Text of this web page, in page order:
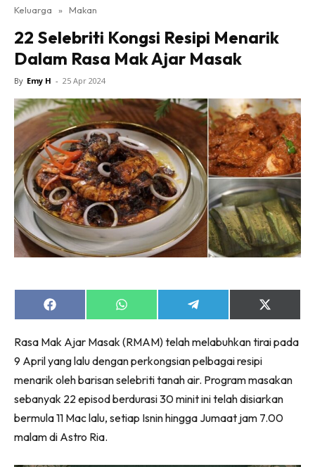
Keluarga » Makan
22 Selebriti Kongsi Resipi Menarik
Dalam Rasa Mak Ajar Masak
By Emy H - 25 Apr 2024
Share
on
Share
on
Share
on
Share
on
(Twitter)
Rasa Mak Ajar Masak (RMAM) telah melabuhkan tirai pada
9 April yang lalu dengan perkongsian pelbagai resipi
menarik oleh barisan selebriti tanah air. Program masakan
sebanyak 22 episod berdurasi 30 minit ini telah disiarkan
bermula 11 Mac lalu, setiap Isnin hingga Jumaat jam 7.00
malam di Astro Ria.